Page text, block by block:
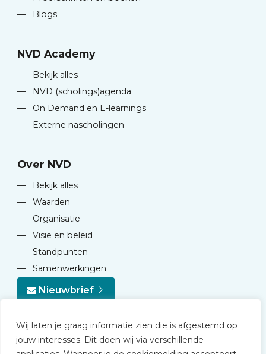
Wij laten je graag informatie zien die is afgestemd op
jouw interesses. Dit doen wij via verschillende
—
Blogs
NVD Academy
—
Bekijk alles
—
NVD (scholings)agenda
—
On Demand en E-learnings
—
Externe nascholingen
Over NVD
—
Bekijk alles
—
Waarden
—
Organisatie
—
Visie en beleid
—
Standpunten
—
Samenwerkingen
Nieuwbrief